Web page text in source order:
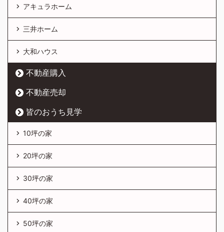
アキュラホーム
三井ホーム
大和ハウス
不動産購入
不動産売却
皆のおうち見学
10坪の家
20坪の家
30坪の家
40坪の家
50坪の家